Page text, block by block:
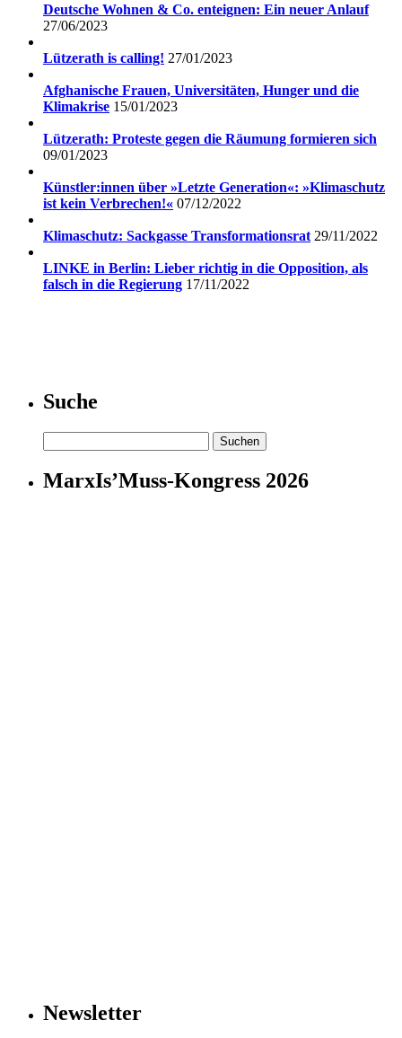
Deutsche Wohnen & Co. enteignen: Ein neuer Anlauf
27/06/2023
Lützerath is calling! 27/01/2023
Afghanische Frauen, Universitäten, Hunger und die
Klimakrise 15/01/2023
Lützerath: Proteste gegen die Räumung formieren sich
09/01/2023
Künstler:innen über »Letzte Generation«: »Klimaschutz
ist kein Verbrechen!« 07/12/2022
Klimaschutz: Sackgasse Transformationsrat 29/11/2022
LINKE in Berlin: Lieber richtig in die Opposition, als
falsch in die Regierung 17/11/2022
Suche
nach:
MarxIs’Muss-Kongress 2026
Newsletter